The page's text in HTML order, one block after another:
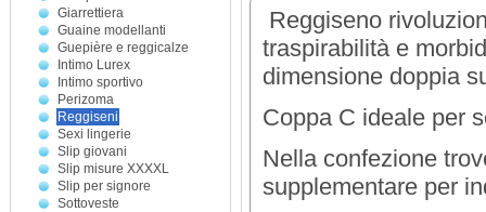
Giarrettiera
Guaine modellanti
Guepière e reggicalze
Intimo Lurex
Intimo sportivo
Perizoma
Reggiseni
Sexi lingerie
Slip giovani
Slip misure XXXXL
Slip per signore
Sottoveste
Reggiseno
traspirabilità e
dimensione doppia
Coppa C ideale per
Nella confezione
supplementare per